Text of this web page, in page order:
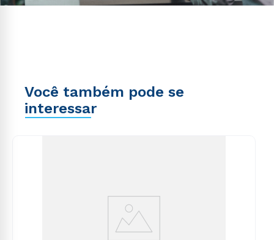
Você também pode se
interessar